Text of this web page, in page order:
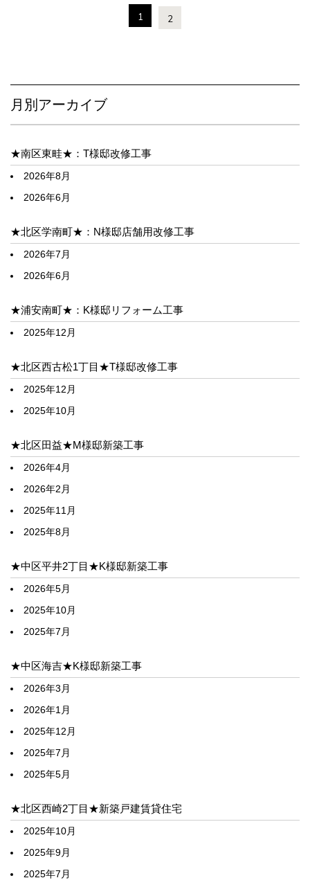
1 2
月別アーカイブ
★南区東畦★：T様邸改修工事
2026年8月
2026年6月
★北区学南町★：N様邸店舗用改修工事
2026年7月
2026年6月
★浦安南町★：K様邸リフォーム工事
2025年12月
★北区西古松1丁目★T様邸改修工事
2025年12月
2025年10月
★北区田益★M様邸新築工事
2026年4月
2026年2月
2025年11月
2025年8月
★中区平井2丁目★K様邸新築工事
2026年5月
2025年10月
2025年7月
★中区海吉★K様邸新築工事
2026年3月
2026年1月
2025年12月
2025年7月
2025年5月
★北区西崎2丁目★新築戸建賃貸住宅
2025年10月
2025年9月
2025年7月